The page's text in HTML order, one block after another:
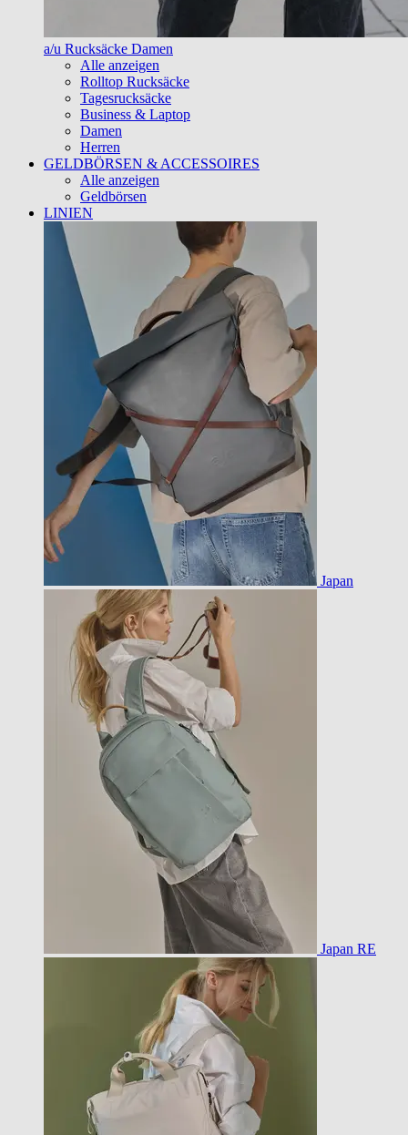
a/u Rucksäcke Damen
Alle anzeigen
Rolltop Rucksäcke
Tagesrucksäcke
Business & Laptop
Damen
Herren
GELDBÖRSEN & ACCESSOIRES
Alle anzeigen
Geldbörsen
LINIEN
Japan
Japan RE